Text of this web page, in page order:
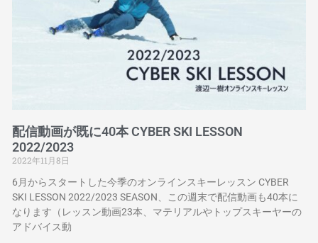
配信動画が既に40本 CYBER SKI LESSON
2022/2023
2022年11月8日
6月からスタートした今季のオンラインスキーレッスン CYBER
SKI LESSON 2022/2023 SEASON、この週末で配信動画も40本に
なります（レッスン動画23本、マテリアルやトップスキーヤーの
アドバイス動